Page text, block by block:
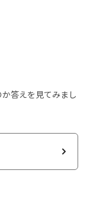
答えを見てみまし